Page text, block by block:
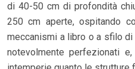
di 40-50 cm di profondità
250 cm aperte, ospitando
meccanismi a libro o a sfilo
notevolmente perfezionati